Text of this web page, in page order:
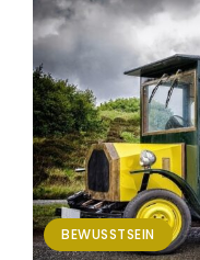
BEWUSSTSEIN